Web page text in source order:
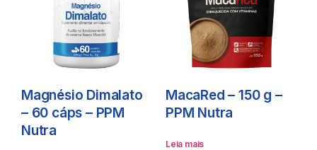
Magnésio Dimalato
– 60 cáps – PPM
Nutra
MacaRed – 150 g –
PPM Nutra
Leia mais